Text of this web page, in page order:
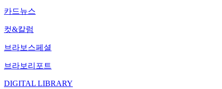
카드뉴스
컷&칼럼
브라보스페셜
브라보리포트
DIGITAL LIBRARY